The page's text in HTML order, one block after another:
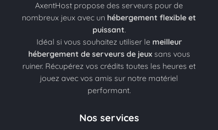
AxentHost propose des serveurs pour de
nombreux jeux avec un hébergement flexible et
puissant.
Idéal si vous souhaitez utiliser le meilleur
hébergement de serveurs de jeuxsans vous
ruiner. Récupérez vos crédits toutes les heures et
jouez avec vos amis sur notre matériel
performant.
Nos services